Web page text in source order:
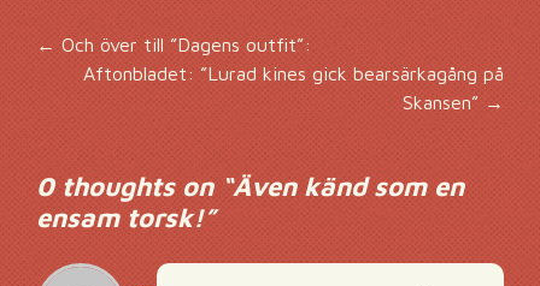
Inläggsnavigering
← Och över till ”Dagens outfit”:
Aftonbladet: ”Lurad kines gick bearsärkagång på
Skansen” →
0 thoughts on “Även känd som en
ensam torsk!”